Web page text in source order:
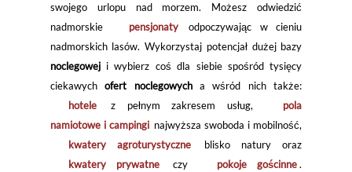
swojego urlopu nad morzem. Możesz odwiedzić
nadmorskie
pensjonaty
odpoczywając w cieniu
nadmorskich lasów. Wykorzystaj potencjał dużej bazy
noclegoweji wybierz coś dla siebie spośród tysięcy
ciekawychofert noclegowycha wśród nich także:
hotele
z pełnym zakresem usług,
pola
namiotowe i campingi najwyższa swoboda i mobilność,
kwatery agroturystyczne
blisko natury oraz
kwatery prywatne
czy pokoje gościnne .